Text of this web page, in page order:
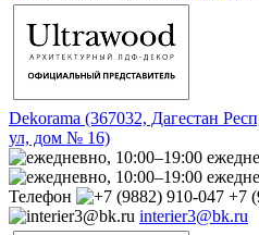
Dekorama (367032, Дагестан
ул, дом № 16)
Телефон
+7
interier3@bk.ru